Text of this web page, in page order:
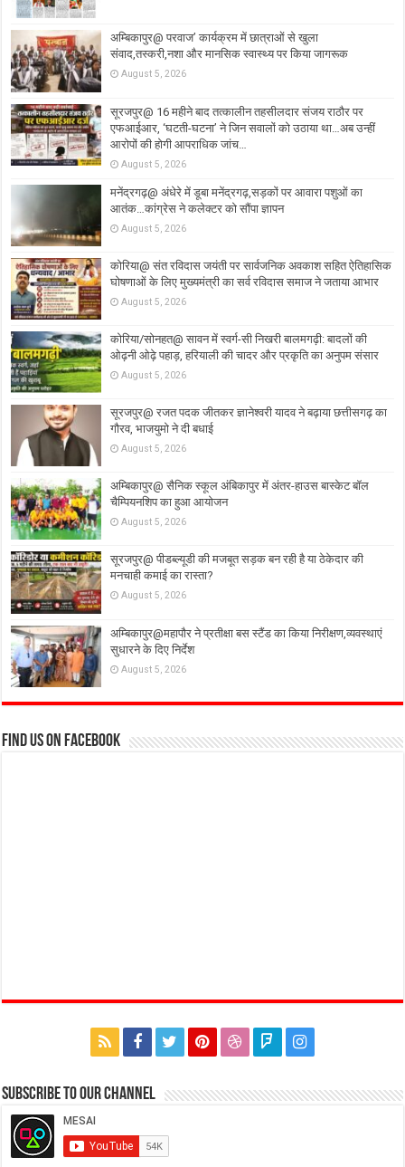
अम्बिकापुर@ परवाज’ कार्यक्रम में छात्राओं से खुला
संवाद,तस्करी,नशा और मानसिक स्वास्थ्य पर किया जागरूक
August 5, 2026
सूरजपुर@ 16 महीने बाद तत्कालीन तहसीलदार संजय राठौर पर
एफआईआर, ‘घटती-घटना’ ने जिन सवालों को उठाया था…अब उन्हीं
आरोपों की होगी आपराधिक जांच…
August 5, 2026
मनेंद्रगढ़@ अंधेरे में डूबा मनेंद्रगढ़,सड़कों पर आवारा पशुओं का
आतंक…कांग्रेस ने कलेक्टर को सौंपा ज्ञापन
August 5, 2026
कोरिया@ संत रविदास जयंती पर सार्वजनिक अवकाश सहित ऐतिहासिक
घोषणाओं के लिए मुख्यमंत्री का सर्व रविदास समाज ने जताया आभार
August 5, 2026
कोरिया/सोनहत@ सावन में स्वर्ग-सी निखरी बालमगढ़ी: बादलों की
ओढ़नी ओढ़े पहाड़, हरियाली की चादर और प्रकृति का अनुपम संसार
August 5, 2026
सूरजपुर@ रजत पदक जीतकर ज्ञानेश्वरी यादव ने बढ़ाया छत्तीसगढ़ का
गौरव, भाजयुमो ने दी बधाई
August 5, 2026
अम्बिकापुर@ सैनिक स्कूल अंबिकापुर में अंतर-हाउस बास्केट बॉल
चैम्पियनशिप का हुआ आयोजन
August 5, 2026
सूरजपुर@ पीडब्ल्यूडी की मजबूत सड़क बन रही है या ठेकेदार की
मनचाही कमाई का रास्ता?
August 5, 2026
अम्बिकापुर@महापौर ने प्रतीक्षा बस स्टैंड का किया निरीक्षण,व्यवस्थाएं
सुधारने के दिए निर्देश
August 5, 2026
Find us on Facebook
Subscribe to our Channel